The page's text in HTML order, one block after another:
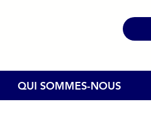
QUI SOMMES-NOUS